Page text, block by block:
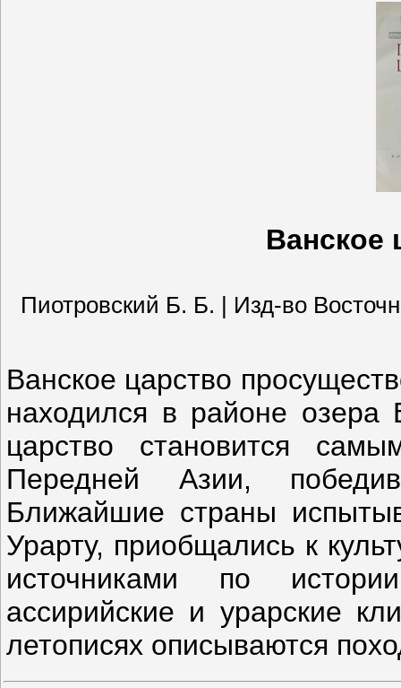
Ванское
Пиотровский Б. Б. | Изд-во
Ванское царство
находился в районе озера
царство становится
Передней Азии,
Ближайшие страны
Урарту, приобщались к
источниками по
ассирийские и урарские
летописях описываются